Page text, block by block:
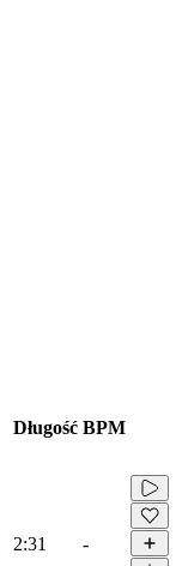
Długość BPM
2:31 -